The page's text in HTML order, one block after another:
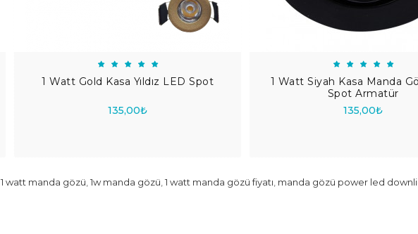
1 Watt Gold Kasa Yıldız LED Spot
135,00₺
1 Watt Siyah Kasa Manda
Spot Armatür
135,00₺
1 watt manda gözü 1w manda gözü 1 watt manda gözü fiyatı manda gözü power led